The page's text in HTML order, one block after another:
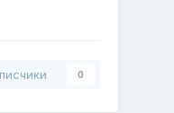
0